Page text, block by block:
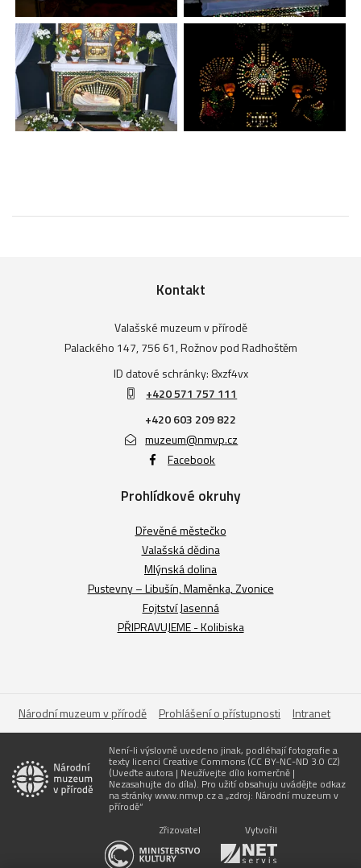
Kontakt
Valašské muzeum v přírodě
Palackého 147, 756 61, Rožnov pod Radhoštěm
ID datové schránky: 8xzf4vx
+420 571 757 111
+420 603 209 822
muzeum@nmvp.cz
Facebook
Prohlídkové okruhy
Dřevěné městečko
Valašská dědina
Mlýnská dolina
Pustevny – Libušín, Maměnka, Zvonice
Fojtství Jasenná
PŘIPRAVUJEME - Kolibiska
Národní muzeum v přírodě Prohlášení o přístupnosti Intranet
Není-li výslovně uvedeno jinak, podléhají fotografie a
texty licenci Creative Commons (CC BY-NC-ND 3.0 CZ)
(Uveďte autora | Neužívejte dílo komerčně |
Nezasahujte do díla). Pro užití obsahuju uvádějte odkaz
na stránky www.nmvp.cz a „zdroj: Národní muzeum v
přírodě“
Zřizovatel
Vytvořil